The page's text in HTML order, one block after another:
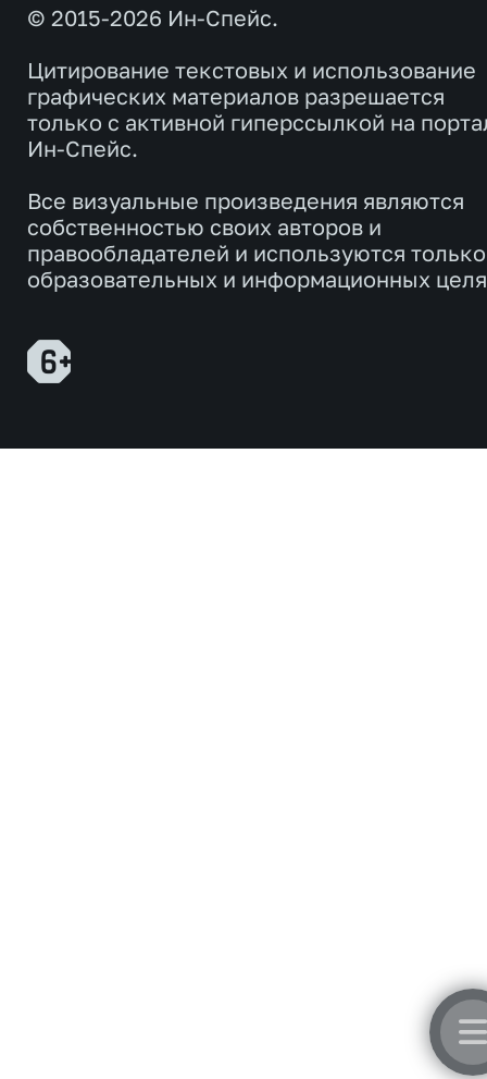
© 2015-2026 Ин-Спейс.
Цитирование текстовых и использование
графических материалов разрешается
только с активной гиперссылкой на
Ин-Спейс.
Все визуальные произведения являются
собственностью своих авторов и
правообладателей и используются
образовательных и информационных